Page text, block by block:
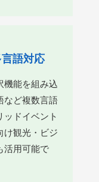
語対応
機能を組み込
など複数言語
ッドイベント
け観光・ビジ
活用可能で